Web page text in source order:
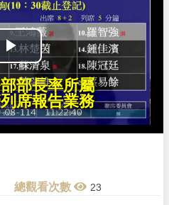
P
l
a
V
部長率所屬
席報告業務
23